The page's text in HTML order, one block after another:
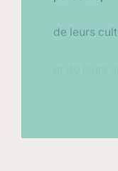
de leurs